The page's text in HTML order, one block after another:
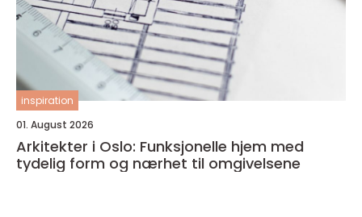
inspiration
01. August 2026
Arkitekter i Oslo: Funksjonelle hjem med
tydelig form og nærhet til omgivelsene